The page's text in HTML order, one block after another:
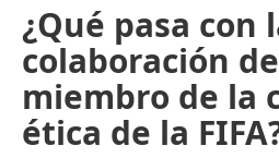
¿Qué pasa con
colaboración
miembro de la
ética de la